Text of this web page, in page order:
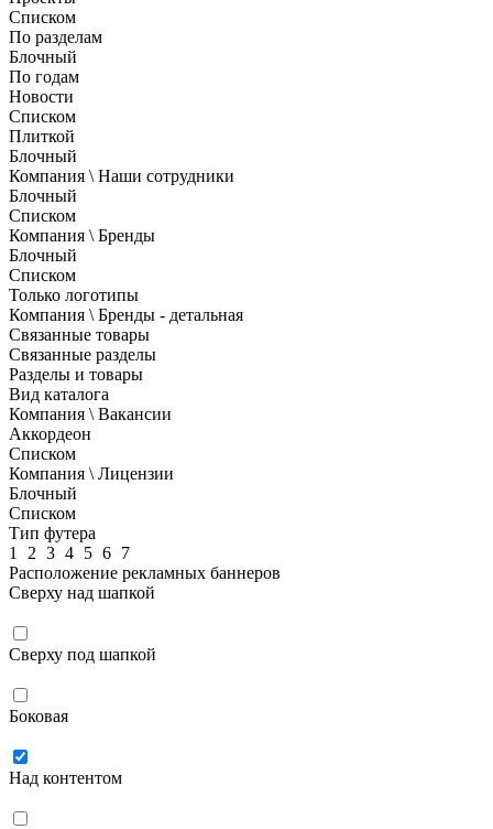
Списком
По разделам
Блочный
По годам
Новости
Списком
Плиткой
Блочный
Компания \ Наши сотрудники
Блочный
Списком
Компания \ Бренды
Блочный
Списком
Только логотипы
Компания \ Бренды - детальная
Связанные товары
Связанные разделы
Разделы и товары
Вид каталога
Компания \ Вакансии
Аккордеон
Списком
Компания \ Лицензии
Блочный
Списком
Тип футера
1
2 3 4 5 6 7
Расположение рекламных баннеров
Сверху над шапкой
Сверху под шапкой
Боковая
Над контентом